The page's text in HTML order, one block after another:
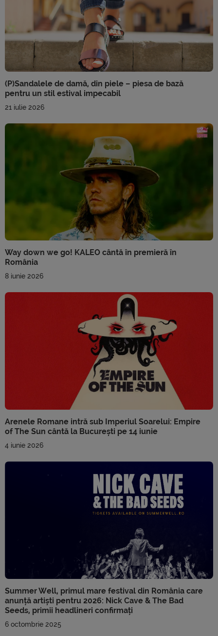
(P)Sandalele de damă, din piele – piesa de bază
pentru un stil estival impecabil
21 iulie 2026
Way down we go! KALEO cântă în premieră în
România
8 iunie 2026
Arenele Romane intră sub Imperiul Soarelui: Empire
of The Sun cântă la București pe 14 iunie
4 iunie 2026
Summer Well, primul mare festival din România care
anunță artiști pentru 2026: Nick Cave & The Bad
Seeds, primii headlineri confirmați
6 octombrie 2025